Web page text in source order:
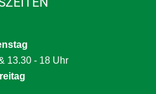
13.30- 18 Uhr